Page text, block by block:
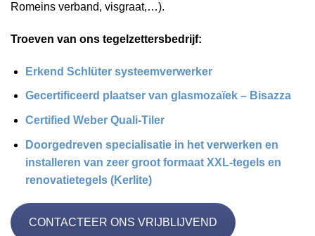
Romeins verband, visgraat,…).
Troeven van ons tegelzettersbedrijf:
Erkend Schlüter systeemverwerker
Gecertificeerd plaatser van glasmozaïek – Bisazza
Certified Weber Quali-Tiler
Doorgedreven specialisatie in het verwerken en
installeren van zeer groot formaat XXL-tegels en
renovatietegels (Kerlite)
CONTACTEER ONS VRIJBLIJVEND